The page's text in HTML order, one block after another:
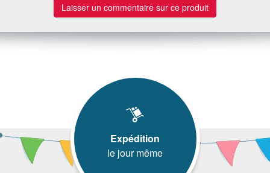
Laisser un commentaire sur ce produit
Expédition
le jour même